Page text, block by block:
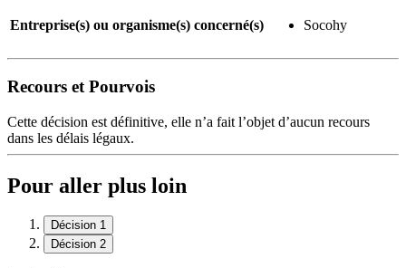
Entreprise(s) ou organisme(s) concerné(s) Socohy
Recours et Pourvois
Cette décision est définitive, elle n’a fait l’objet d’aucun recours
dans les délais légaux.
Pour aller plus loin
Décision 1
Décision 2